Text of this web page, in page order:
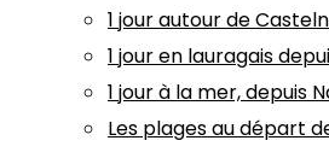
1 jour autour de
1 jour en lauragais
1 jour à la mer, depuis
Les plages au départ